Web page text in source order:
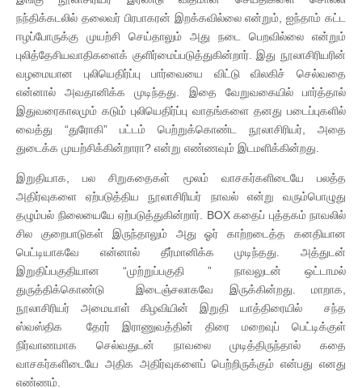
நந்திக்கடலில் தலைவர் பிரபாகரன் இறக்கவில்லை என்றும், ஐந்தாம் கட்ட
ஈழப்போருக்கு முயற்சி செய்தாலும் அது நடை பெறவில்லை என்றும்
புலித்தேசியவாதிகளைக் குளிர்மைப்படுத்துகின்றார். இது நூலாசிரியரின்
வழமையான புலியெதிர்ப்பு பார்வையை விட்டு விலகிச் செல்வதை
என்னால் அவதானிக்க முடிந்தது. இதை வேறுவகையில் பார்த்தால்
இதுவரைகாலமும் கடும் புலியெதிர்ப்பு வாதங்களை தனது படைப்புகளில்
வைத்து “துரோகி” பட்டம் பெற்றுக்கொண்ட நூலாசிரியர், அதை
துடைக்க முயற்சிக்கின்றாரா? என்று எண்ணவும் இடமளிக்கின்றது.
இறுதியாக, பல சிறுகதைகள் மூலம் வாசகர்களிடையே பலத்த
அதிர்வுகளை ஏற்படுத்திய நூலாசிரியர் நாவல் என்று வரும்பொழுது
தழும்பல் நிலையையே ஏற்படுத்துகின்றார். BOX கதைப் புத்தகம் நாவலில்
சில குறைபாடுகள் இருந்தாலும் அது ஓர் காற்றடைத்த கனதியான
பெட்டியாகவே என்னால் தீர்மானிக்க முடிந்தது. அத்துடன்
இறுதிப்பகுதியான “முற்றுப்பகுதி ” நாவலுடன் ஒட்டாமல்
துருத்திக்கொண்டு இடைஞ்சலாகவே இருக்கின்றது. மாறாக,
நூலாசிரியர் அமையாள் கிழவியின் இறுதி யாத்திரையில் சந்த
ஸ்வஸ்திக தேரர் இராணுவத்தின் திரை மறைவுப் பெட்டிக்குள்
நிர்வாணமாக செல்வதுடன் நாவலை முடித்திருந்தால் கதை
வாசகர்களிடையே அதிக அதிர்வுகளைப் பெற்றிருக்கும் என்பது எனது
எண்ணம்.